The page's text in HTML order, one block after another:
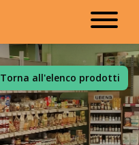
Torna all'elenco prodotti